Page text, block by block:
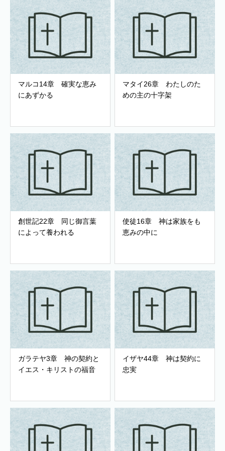
マルコ14章 確実な恵み
にあずかる
マタイ26章 わたしのた
めの主の十字架
創世記22章 同じ御言葉
によって養われる
使徒16章 神は家族をも
恵みの中に
ガラテヤ3章 神の契約と
イエス・キリストの福音
イザヤ44章 神は契約に
忠実